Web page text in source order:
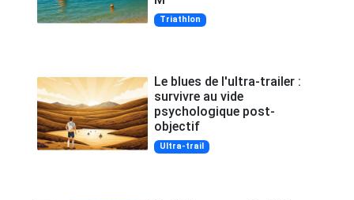
Triathlon
Le blues de l'ultra-trailer :
survivre au vide
psychologique post-
objectif
Ultra-trail